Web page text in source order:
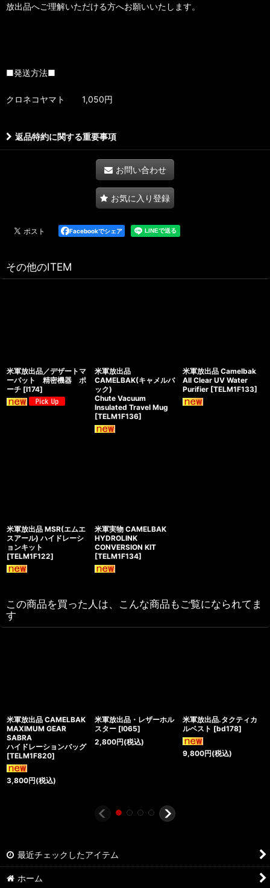
放出品へご理解いただける方へお願いいたします。
■発送方法■
クロネコヤマト 1,050円
返品特約に関する重要事項
お問い合わせ
お気に入り登録
Facebookでシェア
その他のITEM
米軍放出品／デザートマ
ーパット 精密機器 ポ
ーチ [I174]
米軍放出品
CAMELBAK(キャメルバ
ック)
Chute Vacuum
Insulated Travel Mug
[TELM1F136]
米軍放出品 Camelbak
All Clear UV Water
Purifier [TELM1F133]
米軍放出品 MSR(エムエ
スアール) ハイドレーシ
ョンキット
[TELM1F122]
米軍実物 CAMELBAK
HYDROLINK
CONVERSION KIT
[TELM1F134]
この商品を買った人は、こんな商品もご覧になられてま
す
米軍放出品 CAMELBAK
MAXIMUM GEAR
SABRA
ハイドレーションバッグ
[TELM1F820]
3,800円(税込)
米軍放出品・レザーホル
スター [I065]
2,800円(税込)
米軍放出品.タクティカ
ルベスト [bd178]
9,800円(税込)
最近チェックしたアイテム
ホーム